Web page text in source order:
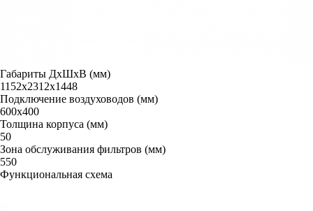
Габариты ДxШxВ (мм)
1152x2312x1448
Подключение воздуховодов (мм)
600х400
Толщина корпуса (мм)
50
Зона обслуживания фильтров (мм)
550
Функциональная схема